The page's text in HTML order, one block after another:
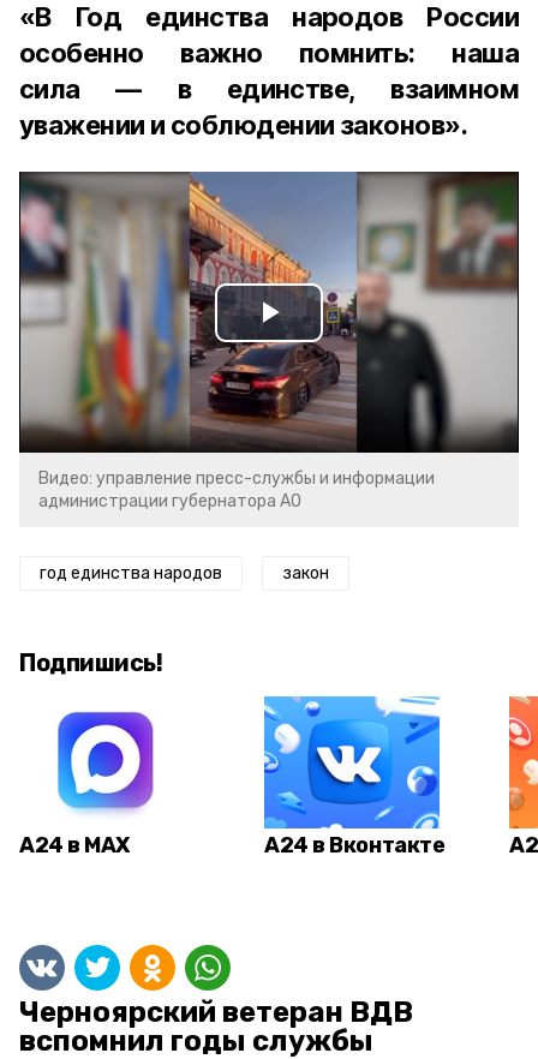
«В Год единства народов России
особенно важно помнить: наша
сила — в единстве, взаимном
уважении и соблюдении законов».
Play
Video
Видео: управление пресс-службы и информации
администрации губернатора АО
год единства народов закон
Подпишись!
А24 в MAX А24 в Вконтакте
Черноярский ветеран ВДВ
вспомнил годы службы